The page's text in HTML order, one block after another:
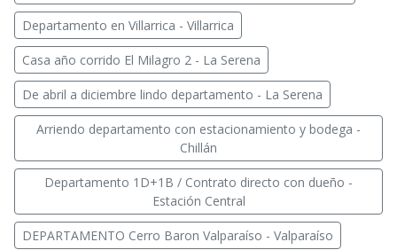
Departamento en Villarrica - Villarrica
Casa año corrido El Milagro 2 - La Serena
De abril a diciembre lindo departamento - La Serena
Arriendo departamento con estacionamiento y bodega -
Chillán
Departamento 1D+1B / Contrato directo con dueño -
Estación Central
DEPARTAMENTO Cerro Baron Valparaíso - Valparaíso